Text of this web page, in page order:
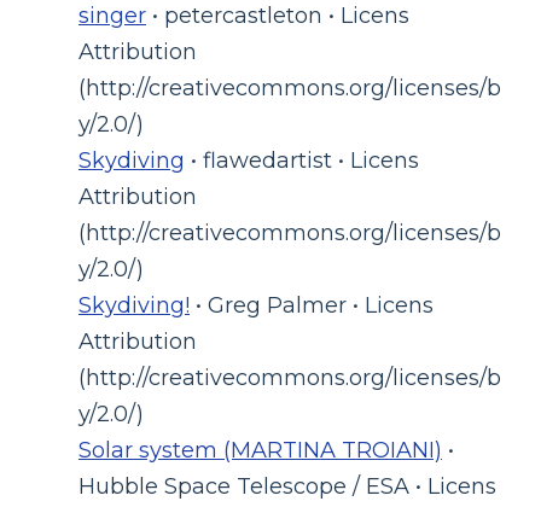
singer • petercastleton • Licens
Attribution
(http://creativecommons.org/licenses/b
y/2.0/)
Skydiving • flawedartist • Licens
Attribution
(http://creativecommons.org/licenses/b
y/2.0/)
Skydiving! • Greg Palmer • Licens
Attribution
(http://creativecommons.org/licenses/b
y/2.0/)
Solar system (MARTINA TROIANI) •
Hubble Space Telescope / ESA • Licens